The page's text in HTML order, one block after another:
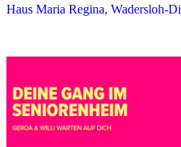
Haus Maria Regina, Wadersloh-